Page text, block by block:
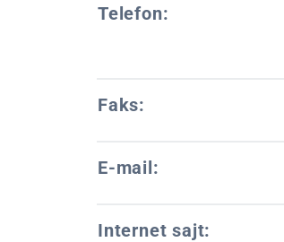
Telefon:
Faks:
E-mail:
Internet sajt: